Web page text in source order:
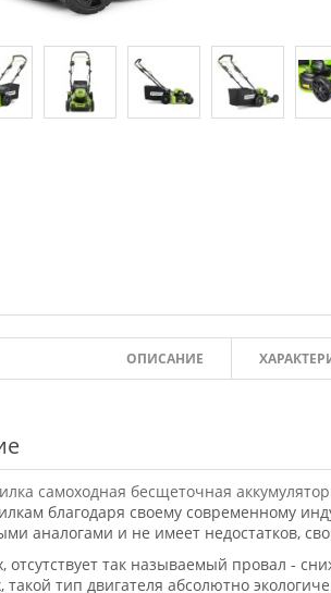
ОПИСАНИЕ
самоходная бесщеточная
благодаря своему современному
аналогами и не имеет недостатков,
отсутствует так называемый провал -
такой тип двигателя абсолютно